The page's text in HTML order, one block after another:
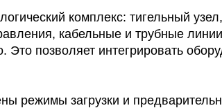
комплекс: тигельный
кабельные и трубные
Это позволяет интегрировать
режимы загрузки и